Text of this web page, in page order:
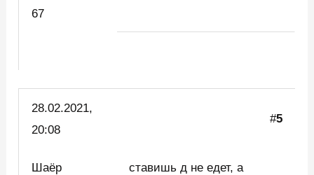
67
28.02.2021,
20:08
#5
Шаёр
ставишь д не едет, а